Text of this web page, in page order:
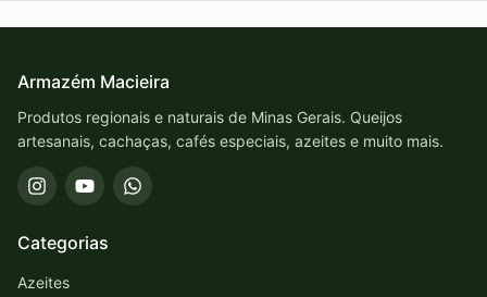
Armazém Macieira
Produtos regionais e naturais de Minas Gerais. Queijos
artesanais, cachaças, cafés especiais, azeites e muito mais.
Categorias
Azeites